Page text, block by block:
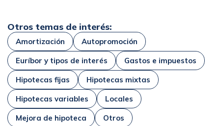
Otros temas de interés:
Amortización Autopromoción
Euríbor y tipos de interés Gastos e impuestos
Hipotecas fijas Hipotecas mixtas
Hipotecas variables Locales
Mejora de hipoteca Otros